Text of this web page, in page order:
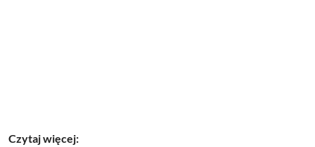
Czytaj więcej: